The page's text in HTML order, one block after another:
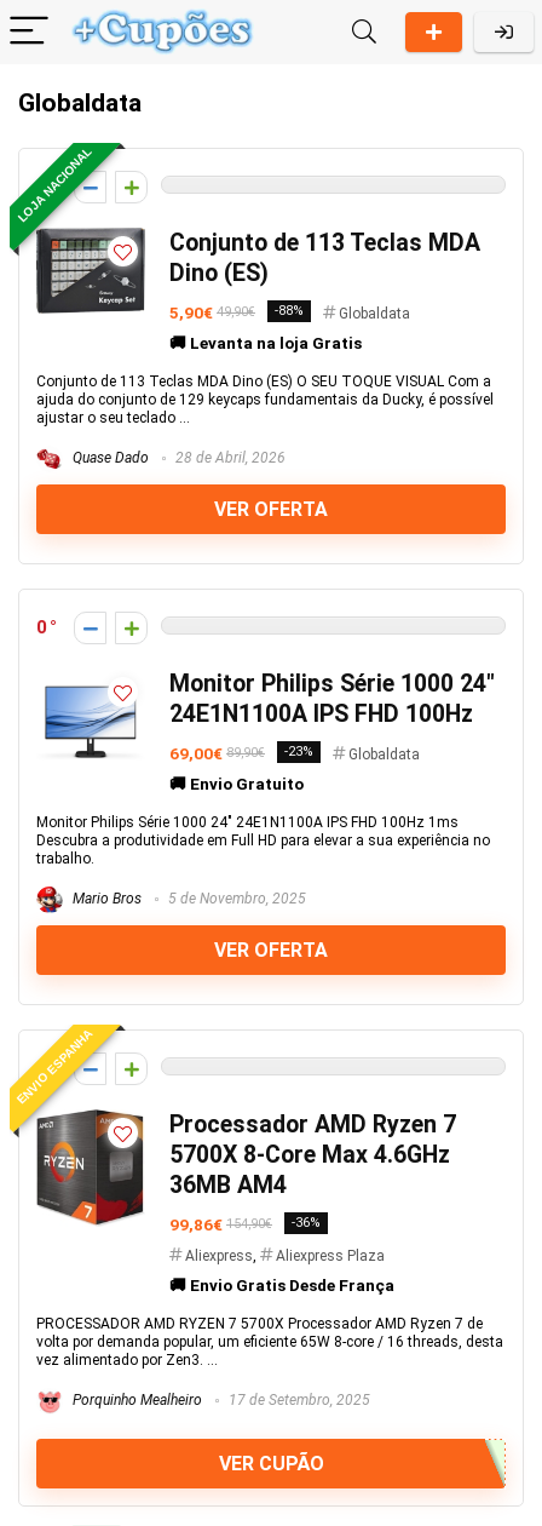
Globaldata
LOJA NACIONAL
0
Conjunto de 113 Teclas MDA
Dino (ES)
5,90€ 49,90€ -88% Globaldata
🚚 Levanta na loja Gratis
Conjunto de 113 Teclas MDA Dino (ES) O SEU TOQUE VISUAL Com a
ajuda do conjunto de 129 keycaps fundamentais da Ducky, é possível
ajustar o seu teclado ...
Quase Dado 28 de Abril, 2026
VER OFERTA
0
Monitor Philips Série 1000 24″
24E1N1100A IPS FHD 100Hz
69,00€ 89,90€ -23% Globaldata
🚚 Envio Gratuito
Monitor Philips Série 1000 24" 24E1N1100A IPS FHD 100Hz 1ms
Descubra a produtividade em Full HD para elevar a sua experiência no
trabalho.
Mario Bros 5 de Novembro, 2025
VER OFERTA
ENVIO ESPANHA
0
Processador AMD Ryzen 7
5700X 8-Core Max 4.6GHz
36MB AM4
99,86€ 154,90€ -36%
Aliexpress, Aliexpress Plaza
🚚 Envio Gratis Desde França
PROCESSADOR AMD RYZEN 7 5700X Processador AMD Ryzen 7 de
volta por demanda popular, um eficiente 65W 8-core / 16 threads, desta
vez alimentado por Zen3. ...
Porquinho Mealheiro 17 de Setembro, 2025
VER CUPÃO